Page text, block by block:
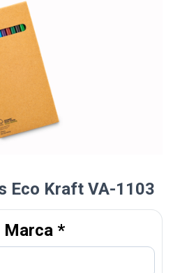
Eco Kraft VA-1103
Marca *